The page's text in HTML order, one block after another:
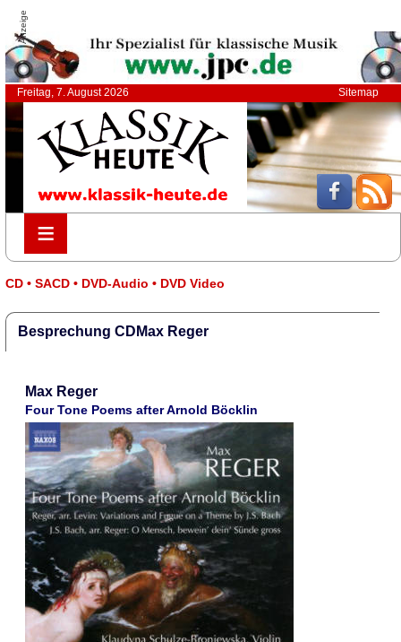
Anzeige
Freitag, 7. August 2026 Sitemap
≡
≡
CD • SACD • DVD-Audio • DVD Video
Besprechung CDMax Reger
Max Reger
Four Tone Poems after Arnold Böcklin